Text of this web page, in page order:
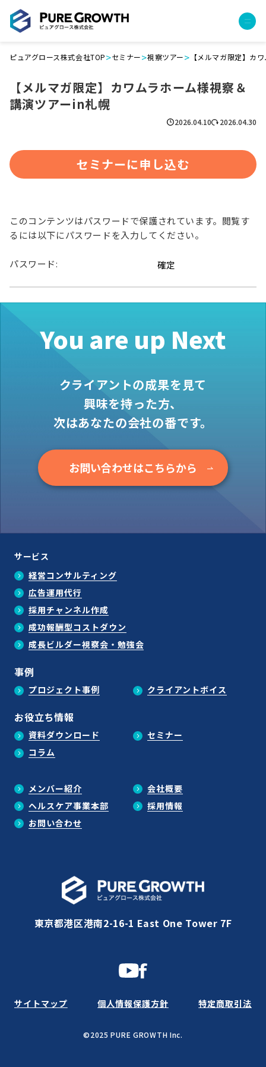
経営コンサルティング
PGハウス（住宅フランチャイズ）
成功報酬型コストダウン
成長ビルダー視察会・勉強会
プロジェクト事例
会社概要
お問い合わせ
資料ダウンロード
ピュアグロース株式会社TOP>セミナー>視察ツアー> 【メルマガ限定】カ
【メルマガ限定】カワムラホーム様視察＆
講演ツアーin札幌
2026.04.10 2026.04.30
セミナーに申し込む
このコンテンツはパスワードで保護されています。閲覧す
るには以下にパスワードを入力してください。
パスワード:
You are up Next
クライアントの成果を見て
興味を持った方、
次はあなたの会社の番です。
お問い合わせはこちらから
サービス
経営コンサルティング
広告運用代行
採用チャンネル作成
成功報酬型コストダウン
成長ビルダー視察会・勉強会
事例
プロジェクト事例 クライアントボイス
お役立ち情報
資料ダウンロード
セミナー
コラム
メンバー紹介
会社概要
ヘルスケア事業本部
採用情報
お問い合わせ
東京都港区港南2-16-1 East One Tower 7F
©2025 PURE GROWTH Inc.
サイトマップ 個人情報保護方針 特定商取引法